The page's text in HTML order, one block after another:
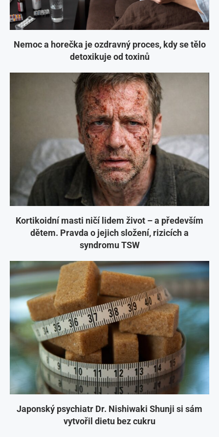
Nemoc a horečka je ozdravný proces, kdy se tělo
detoxikuje od toxinů
Kortikoidní masti ničí lidem život – a především
dětem. Pravda o jejich složení, rizicích a
syndromu TSW
Japonský psychiatr Dr. Nishiwaki Shunji si sám
vytvořil dietu bez cukru